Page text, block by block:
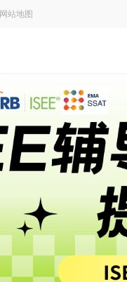
网站地图